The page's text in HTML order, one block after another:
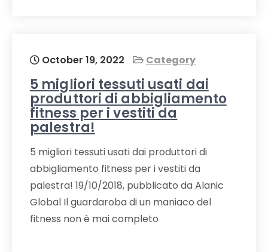
October 19, 2022 Category
5 migliori tessuti usati dai
produttori di abbigliamento
fitness per i vestiti da
palestra!
5 migliori tessuti usati dai produttori di
abbigliamento fitness per i vestiti da
palestra! 19/10/2018, pubblicato da Alanic
Global Il guardaroba di un maniaco del
fitness non è mai completo